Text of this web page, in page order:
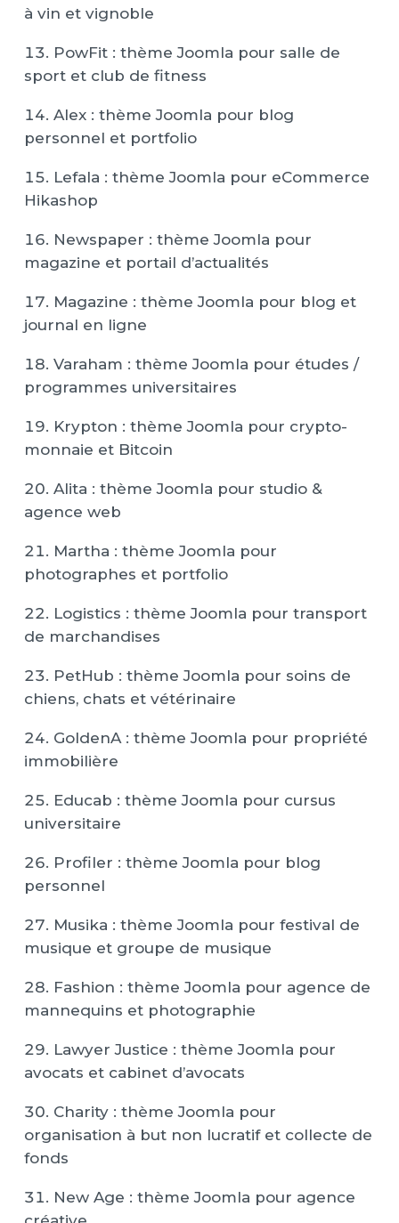
à vin et vignoble
PowFit : thème Joomla pour salle de
sport et club de fitness
Alex : thème Joomla pour blog
personnel et portfolio
Lefala : thème Joomla pour eCommerce
Hikashop
Newspaper : thème Joomla pour
magazine et portail d’actualités
Magazine : thème Joomla pour blog et
journal en ligne
Varaham : thème Joomla pour études /
programmes universitaires
Krypton : thème Joomla pour crypto-
monnaie et Bitcoin
Alita : thème Joomla pour studio &
agence web
Martha : thème Joomla pour
photographes et portfolio
Logistics : thème Joomla pour transport
de marchandises
PetHub : thème Joomla pour soins de
chiens, chats et vétérinaire
GoldenA : thème Joomla pour propriété
immobilière
Educab : thème Joomla pour cursus
universitaire
Profiler : thème Joomla pour blog
personnel
Musika : thème Joomla pour festival de
musique et groupe de musique
Fashion : thème Joomla pour agence de
mannequins et photographie
Lawyer Justice : thème Joomla pour
avocats et cabinet d’avocats
Charity : thème Joomla pour
organisation à but non lucratif et collecte de
fonds
New Age : thème Joomla pour agence